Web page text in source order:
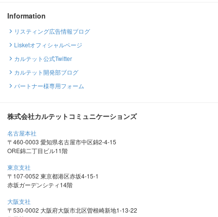
Information
リスティング広告情報ブログ
Lisketオフィシャルページ
カルテット公式Twitter
カルテット開発部ブログ
パートナー様専用フォーム
株式会社カルテットコミュニケーションズ
名古屋本社
〒460-0003 愛知県名古屋市中区錦2-4-15
ORE錦二丁目ビル11階
東京支社
〒107-0052 東京都港区赤坂4-15-1
赤坂ガーデンシティ14階
大阪支社
〒530-0002 大阪府大阪市北区曽根崎新地1-13-22